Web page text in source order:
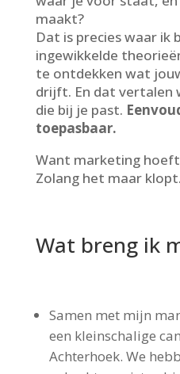
maakt?
Dat is precies waar ik
ingewikkelde
te ontdekken wat
drijft. En dat vertalen
die bij je past.
toepasbaar.
Want marketing
Zolang het maar klopt.
Wat breng ik
Samen met mijn
een kleinschalige
Achterhoek. We